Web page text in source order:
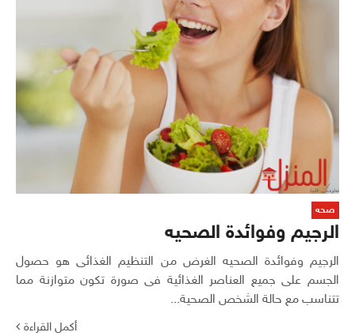
صحه
الرجيم وفوائدة الصحيه
الرجيم وفوائدة الصحيه الغرض من التنظيم الغذائى هو حصول
الجسم على جميع العناصر الغذائية فى صورة تكون متوازنة مما
تتناسب مع حالة الشخص الصحية...
أكمل القراءة